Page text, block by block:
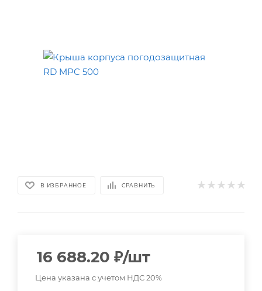
В ИЗБРАННОЕ СРАВНИТЬ
16 688.20 ₽/шт
Цена указана с учетом НДС 20%